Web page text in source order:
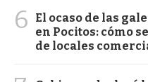
6
El ocaso de las
en Pocitos: cómo
de locales